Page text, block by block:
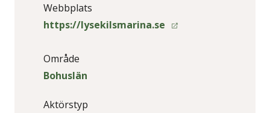
Webbplats
https://lysekilsmarina.se
Område
Bohuslän
Aktörstyp